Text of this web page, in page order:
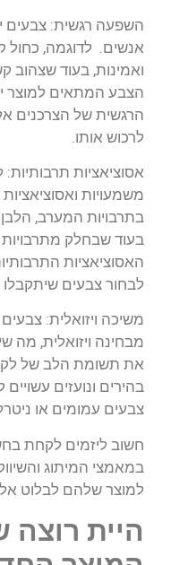
השפעה רגשית: צבעים
אנשים. לדוגמה, כחול
ואמינות, בעוד שצהוב
הצבע המתאים למוצר
הרגשית של הצרכנים
לרכוש אותו.
אסוציאציות תרבותיות:
משמעויות
בתרבויות המערב, הלבן
בעוד שבחלק
האסוציאציות
לבחור צבעים
משיכה ויזואלית:
מבחינה ויזואלית, מה
את תשומת הלב של
בהירים ונועזים
צבעים עמומים או
חשוב ליזמים לקחת
במאמצי המיתוג
למוצר שלהם לבלוט
היית